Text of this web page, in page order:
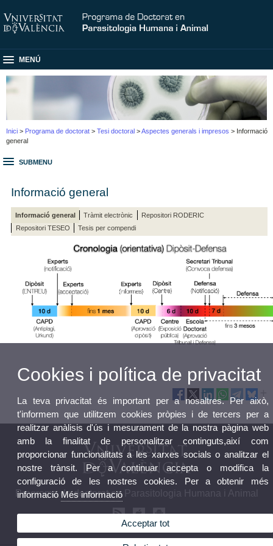
MENÚ
Inici > Programa de doctorat > Tesi doctoral >Aspectes generals i impresos > Informació
general
SUBMENU
Informació general
Informació general Tràmit electrònic
Repositori RODERIC
Repositori TESEO
Tesis per compendi
Programa de doctorat en Parasitologia Humana i Animal
Cookies i política de privacitat
La teva privacitat és important per a nosaltres. Per això,
t'informem que utilitzem cookies pròpies i de tercers per a
realitzar anàlisis d'ús i mesurament de la nostra pàgina web
amb la finalitat de personalitzar continguts,així com
proporcionar funcionalitats a les xarxes socials o analitzar el
nostre trànsit. Per a continuar accepta o modifica la
configuració de les nostres cookies. Per a obtenir més
informacióMés informació
Acceptar tot